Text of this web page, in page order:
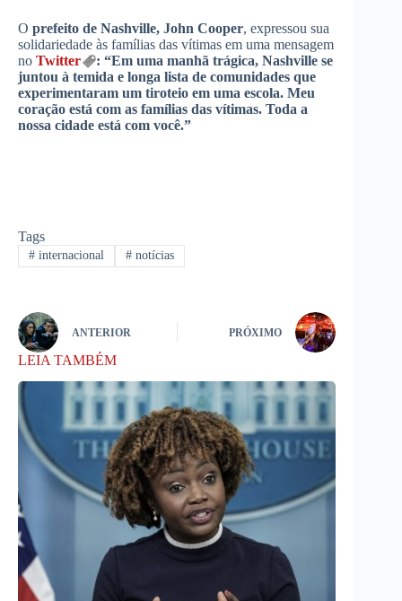
O prefeito de Nashville, John Cooper, expressou sua
solidariedade às famílias das vítimas em uma mensagem
no Twitter
: “Em uma manhã trágica, Nashville se
juntou à temida e longa lista de comunidades que
experimentaram um tiroteio em uma escola. Meu
coração está com as famílias das vítimas. Toda a
nossa cidade está com você.”
Tags
#internacional #notícias
ANTERIOR PRÓXIMO
LEIA TAMBÉM